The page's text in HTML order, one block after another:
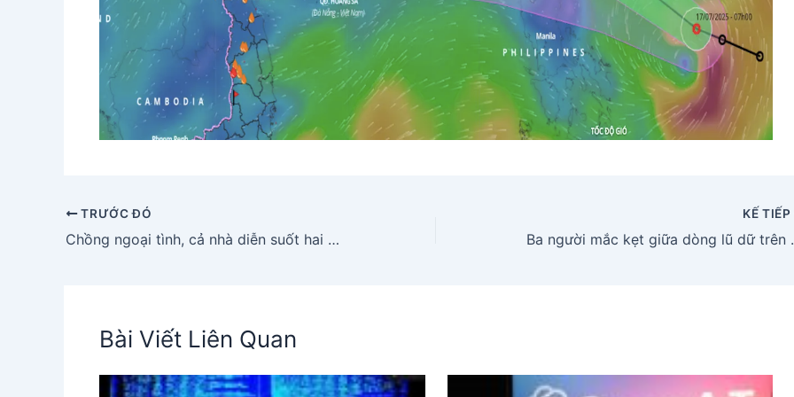
TRƯỚC ĐÓ
Chồng ngoại tình, cả nhà diễn suốt hai năm: Nỗi đau thấu tận tâm can
KẾ TIẾP
Ba người
Bài Viết Liên Quan